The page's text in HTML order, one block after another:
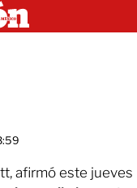
afirmó este jueves